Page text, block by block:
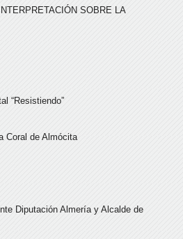
SOBRE LA
“Resistiendo”
Coral de Almócita
Diputación Almería y Alcalde de